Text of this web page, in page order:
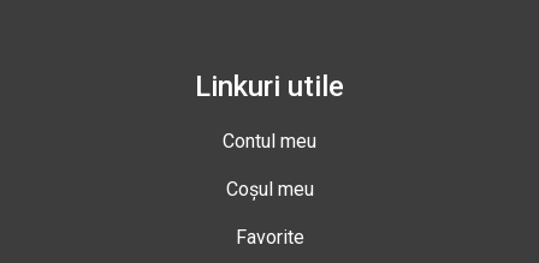
Linkuri utile
Contul meu
Coșul meu
Favorite